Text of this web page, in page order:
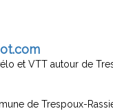
et VTT autour de
de Trespoux-